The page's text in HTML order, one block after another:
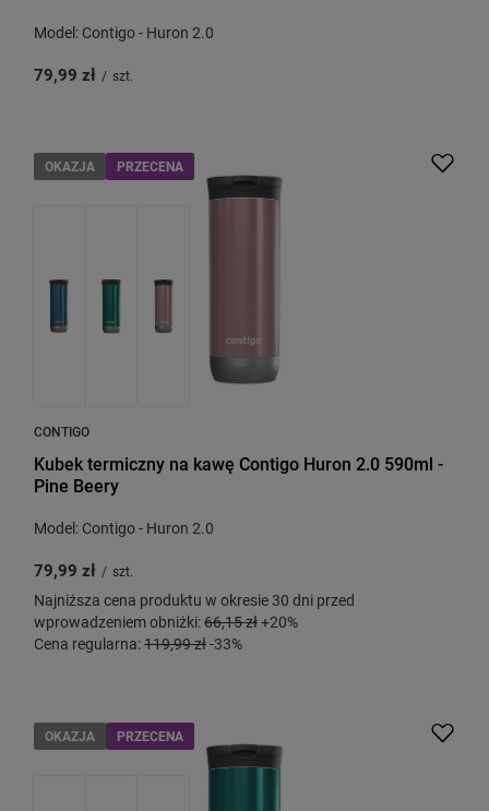
Model: Contigo - Huron 2.0
79,99 zł / szt.
OKAZJA PRZECENA
CONTIGO
Kubek termiczny na kawę Contigo Huron 2.0 590ml -
Pine Beery
Model: Contigo - Huron 2.0
79,99 zł / szt.
Najniższa cena produktu w okresie 30 dni przed
wprowadzeniem obniżki:66,15 zł+20%
Cena regularna:119,99 zł-33%
OKAZJA PRZECENA